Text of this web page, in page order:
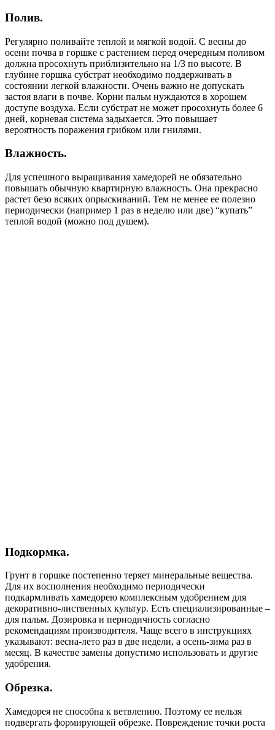
Полив.
Регулярно поливайте теплой и мягкой водой. С весны до
осени почва в горшке с растением перед очередным поливом
должна просохнуть приблизительно на 1/3 по высоте. В
глубине горшка субстрат необходимо поддерживать в
состоянии легкой влажности. Очень важно не допускать
застоя влаги в почве. Корни пальм нуждаются в хорошем
доступе воздуха. Если субстрат не может просохнуть более 6
дней, корневая система задыхается. Это повышает
вероятность поражения грибком или гнилями.
Влажность.
Для успешного выращивания хамедорей не обязательно
повышать обычную квартирную влажность. Она прекрасно
растет безо всяких опрыскиваний. Тем не менее ее полезно
периодически (например 1 раз в неделю или две) “купать”
теплой водой (можно под душем).
Подкормка.
Грунт в горшке постепенно теряет минеральные вещества.
Для их восполнения необходимо периодически
подкармливать хамедорею комплексным удобрением для
декоративно-лиственных культур. Есть специализированные –
для пальм. Дозировка и периодичность согласно
рекомендациям производителя. Чаще всего в инструкциях
указывают: весна-лето раз в две недели, а осень-зима раз в
месяц. В качестве замены допустимо использовать и другие
удобрения.
Обрезка.
Хамедорея не способна к ветвлению. Поэтому ее нельзя
подвергать формирующей обрезке. Повреждение точки роста